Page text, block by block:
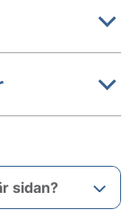
sidan?